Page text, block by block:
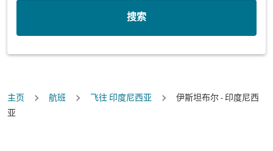
搜索
主页 航班 飞往 印度尼西亚
伊斯坦布尔 - 印度尼西
亚